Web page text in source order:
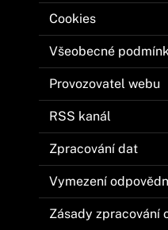
Cookies
Všeobecné
Provozovatel webu
RSS kanál
Zpracování dat
Vymezení
Zásady zpracování